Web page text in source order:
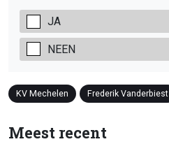
JA
NEEN
KV Mechelen Frederik Vanderbiest
Meest recent